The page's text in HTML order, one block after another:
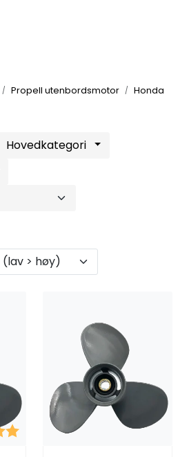
Propell utenbordsmotor Honda
Hovedkategori
5.0 av 5 mulige